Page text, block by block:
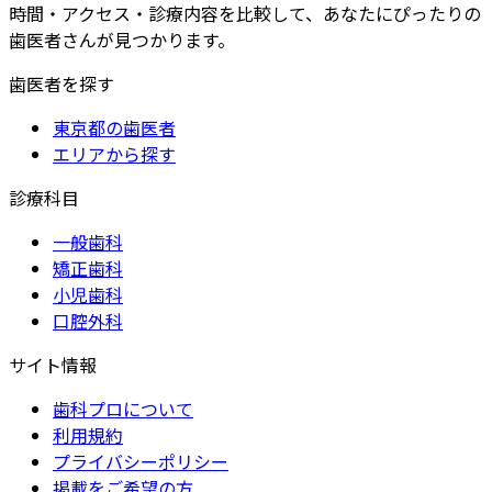
時間・アクセス・診療内容を比較して、あなたにぴったりの
歯医者さんが見つかります。
歯医者を探す
東京都の歯医者
エリアから探す
診療科目
一般歯科
矯正歯科
小児歯科
口腔外科
サイト情報
歯科プロについて
利用規約
プライバシーポリシー